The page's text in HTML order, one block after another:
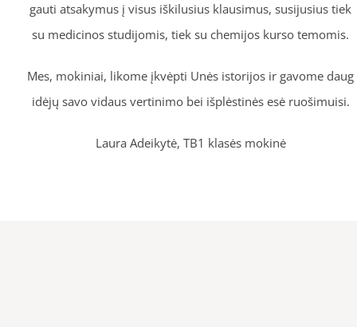
gauti atsakymus į visus iškilusius klausimus, susijusius tiek
su medicinos studijomis, tiek su chemijos kurso temomis.
Mes, mokiniai, likome įkvėpti Unės istorijos ir gavome daug
idėjų savo vidaus vertinimo bei išplėstinės esė ruošimuisi.
Laura Adeikytė, TB1 klasės mokinė